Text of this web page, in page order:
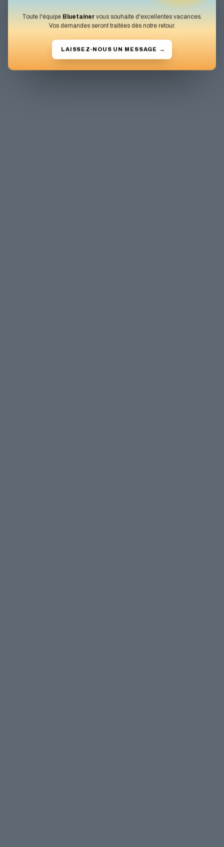
Toute l'équipe Bluetainer vous souhaite d'excellentes vacances.
Vos demandes seront traitées dès notre retour.
LAISSEZ-NOUS UN MESSAGE →